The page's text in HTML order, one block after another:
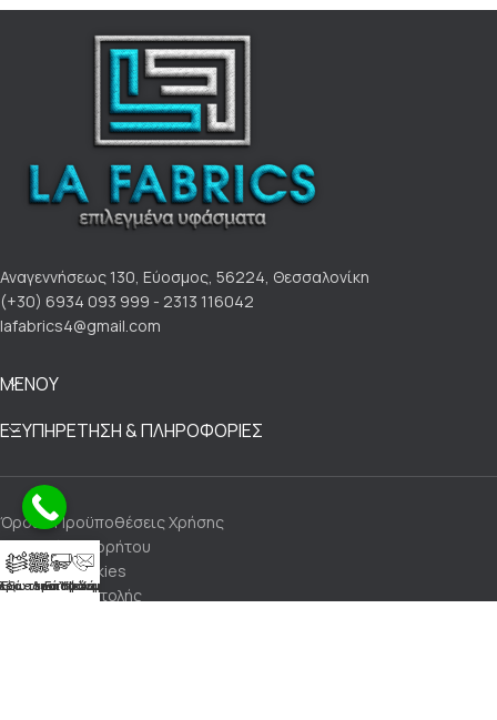
Αναγεννήσεως 130, Εύοσμος, 56224, Θεσσαλονίκη
(+30) 6934 093 999 - 2313 116042
lafabrics4@gmail.com
ΜΕΝΟΥ
ΕΞΥΠΗΡΕΤΗΣΗ & ΠΛΗΡΟΦΟΡΙΕΣ
Όροι & Προϋποθέσεις Χρήσης
Πολιτική Απορρήτου
Πολιτική Cookies
Τρόποι Αποστολής
Υφάσματα
- Λινά Υφάσματα
Εξωτερικού Χώρου
Επικοινωνία